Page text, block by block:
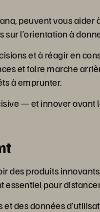
peuvent vous aider
l’orientation à
et à réagir en
et faire marche
à emprunter.
— et innover avant
des produits
essentiel pour
des données